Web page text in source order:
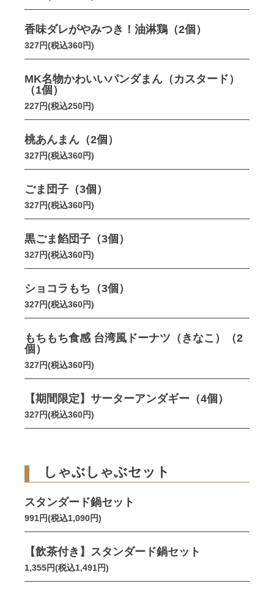
香味ダレがやみつき！油淋鶏（2個）
327円(税込360円)
MK名物かわいいパンダまん（カスタード）
（1個）
227円(税込250円)
桃あんまん（2個）
327円(税込360円)
ごま団子（3個）
327円(税込360円)
黒ごま餡団子（3個）
327円(税込360円)
ショコラもち（3個）
327円(税込360円)
もちもち食感 台湾風ドーナツ（きなこ）（2
個）
327円(税込360円)
【期間限定】サーターアンダギー（4個）
327円(税込360円)
しゃぶしゃぶセット
スタンダード鍋セット
991円(税込1,090円)
【飲茶付き】スタンダード鍋セット
1,355円(税込1,491円)